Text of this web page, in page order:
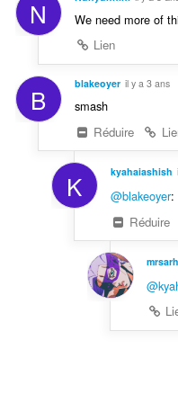
N
We need more of
Lien
B blakeoyer il y a 3 ans
smash
Réduire
K kyahaiashish
@blakeoyer:
Réduire